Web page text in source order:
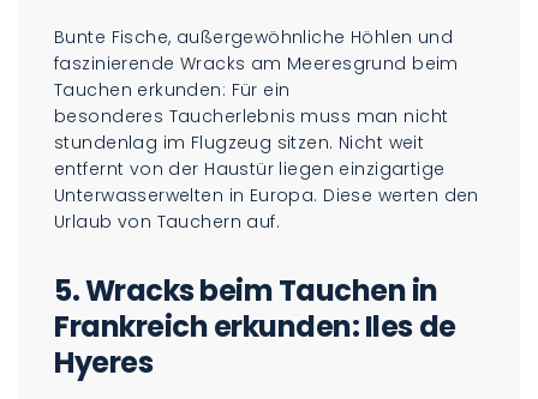
Bunte Fische, außergewöhnliche Höhlen und
faszinierende Wracks am Meeresgrund beim
Tauchen erkunden: Für ein
besonderes Taucherlebnis muss man nicht
stundenlag im Flugzeug sitzen. Nicht weit
entfernt von der Haustür liegen einzigartige
Unterwasserwelten in Europa. Diese werten den
Urlaub von Tauchern auf.
5.Wracks beim Tauchen in
Frankreich erkunden: Iles de
Hyeres